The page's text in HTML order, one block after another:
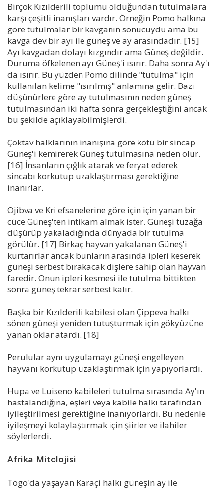
Birçok Kızılderili toplumu olduğundan tutulmalara
karşı çeşitli inanışları vardır. Örneğin Pomo halkına
göre tutulmalar bir kavganın sonucuydu ama bu
kavga dev bir ayı ile güneş ve ay arasındadır. [15]
Ayı kavgadan dolayı kızgındır ama Güneş değildir.
Duruma öfkelenen ayı Güneş'i ısırır. Daha sonra Ay'ı
da ısırır. Bu yüzden Pomo dilinde "tutulma" için
kullanılan kelime "ısırılmış" anlamına gelir. Bazı
düşünürlere göre ay tutulmasının neden güneş
tutulmasından iki hafta sonra gerçekleştiğini ancak
bu şekilde açıklayabilmişlerdi.
Çoktav halklarının inanışına göre kötü bir sincap
Güneş'i kemirerek Güneş tutulmasına neden olur.
[16] İnsanların çığlık atarak ve feryat ederek
sincabı korkutup uzaklaştırması gerektiğine
inanırlar.
Ojibva ve Kri efsanelerine göre için için yanan bir
cüce Güneş'ten intikam almak ister. Güneşi tuzağa
düşürüp yakaladığında dünyada bir tutulma
görülür. [17] Birkaç hayvan yakalanan Güneş'i
kurtarırlar ancak bunların arasında ipleri keserek
güneşi serbest bırakacak dişlere sahip olan hayvan
faredir. Onun ipleri kesmesi ile tutulma bittikten
sonra güneş tekrar serbest kalır.
Başka bir Kızılderili kabilesi olan Çippeva halkı
sönen güneşi yeniden tutuşturmak için gökyüzüne
yanan oklar atardı. [18]
Perulular aynı uygulamayı güneşi engelleyen
hayvanı korkutup uzaklaştırmak için yapıyorlardı.
Hupa ve Luiseno kabileleri tutulma sırasında Ay'ın
hastalandığına, eşleri veya kabile halkı tarafından
iyileştirilmesi gerektiğine inanıyorlardı. Bu nedenle
iyileşmeyi kolaylaştırmak için şiirler ve ilahiler
söylerlerdi.
Afrika Mitolojisi
Togo'da yaşayan Karaçi halkı güneşin ay ile